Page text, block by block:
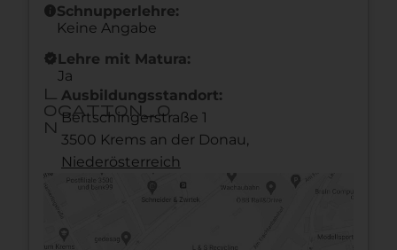
infoSchnupperlehre:
Keine Angabe
new_releasesLehre mit Matura:
Ja
l
ocation_o
n
Ausbildungsstandort:
Bertschingerstraße 1
3500 Krems an der Donau,
Nieder­österreich